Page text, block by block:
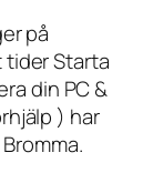
på
tider Starta
din PC &
) har